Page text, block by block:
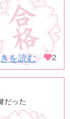
を読む 2
だった